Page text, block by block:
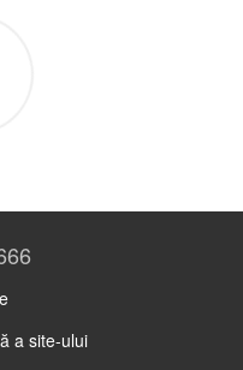
a site-ului